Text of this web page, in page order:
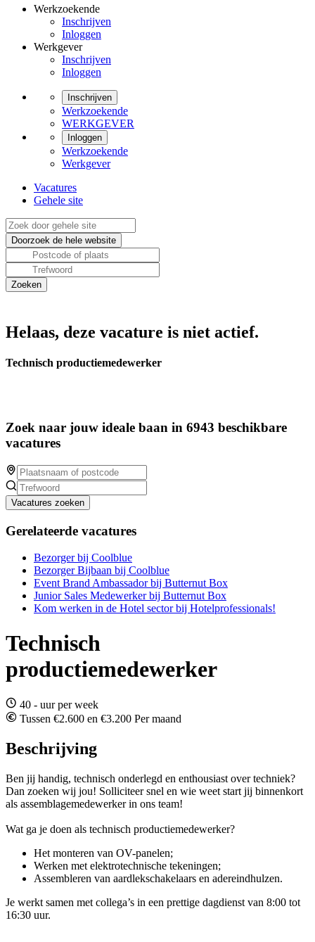
Werkzoekende
Inschrijven
Inloggen
Werkgever
Inschrijven
Inloggen
Inschrijven
Werkzoekende
WERKGEVER
Inloggen
Werkzoekende
Werkgever
Vacatures
Gehele site
Helaas, deze vacature is niet actief.
Technisch productiemedewerker
Zoek naar jouw ideale baan in 6943 beschikbare
vacatures
Vacatures zoeken
Gerelateerde vacatures
Bezorger bij Coolblue
Bezorger Bijbaan bij Coolblue
Event Brand Ambassador bij Butternut Box
Junior Sales Medewerker bij Butternut Box
Kom werken in de Hotel sector bij Hotelprofessionals!
Technisch
productiemedewerker
40 - uur per week
Tussen €2.600 en €3.200 Per maand
Beschrijving
Ben jij handig, technisch onderlegd en enthousiast over techniek?
Dan zoeken wij jou! Solliciteer snel en wie weet start jij binnenkort
als assemblagemedewerker in ons team!
Wat ga je doen als technisch productiemedewerker?
Het monteren van OV-panelen;
Werken met elektrotechnische tekeningen;
Assembleren van aardlekschakelaars en adereindhulzen.
Je werkt samen met collega’s in een prettige dagdienst van 8:00 tot
16:30 uur.